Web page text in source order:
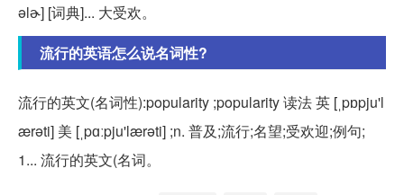
əlɚ] [词典]... 大受欢。
流行的英语怎么说名词性?
流行的英文(名词性):popularity ;popularity 读法 英 [ˌpɒpju'l
ærəti] 美 [ˌpɑːpju'lærəti] ;n. 普及;流行;名望;受欢迎;例句;
1... 流行的英文(名词。